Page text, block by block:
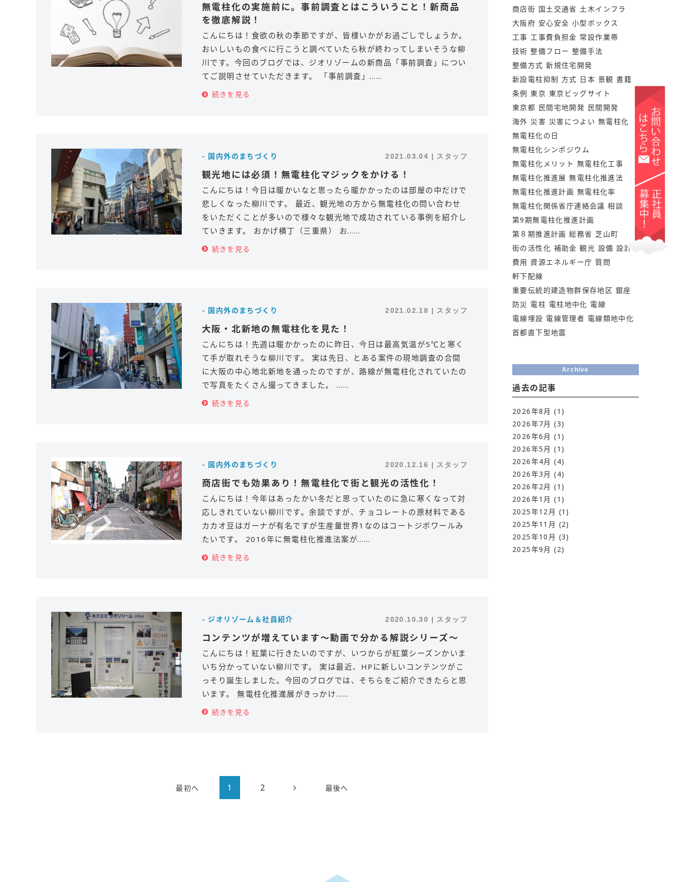
無電柱化の実施前に。事前調査とはこういうこと！新商品
を徹底解説！
こんにちは！食欲の秋の季節ですが、皆様いかがお過ごしでしょうか。
おいしいもの食べに行こうと調べていたら秋が終わってしまいそうな柳
川です。今回のブログでは、ジオリゾームの新商品「事前調査」につい
てご説明させていただきます。 「事前調査」……
続きを見る
- 国内外のまちづくり 2021.03.04 | スタッフ
観光地には必須！無電柱化マジックをかける！
こんにちは！今日は暖かいなと思ったら暖かかったのは部屋の中だけで
悲しくなった柳川です。 最近、観光地の方から無電柱化の問い合わせ
をいただくことが多いので様々な観光地で成功されている事例を紹介し
ていきます。 おかげ横丁（三重県） お……
続きを見る
- 国内外のまちづくり 2021.02.18 | スタッフ
大阪・北新地の無電柱化を見た！
こんにちは！先週は暖かかったのに昨日、今日は最高気温が5℃と寒く
て手が取れそうな柳川です。 実は先日、とある案件の現地調査の合間
に大阪の中心地北新地を通ったのですが、路線が無電柱化されていたの
で写真をたくさん撮ってきました。 ……
続きを見る
- 国内外のまちづくり 2020.12.16 | スタッフ
商店街でも効果あり！無電柱化で街と観光の活性化！
こんにちは！今年はあったかい冬だと思っていたのに急に寒くなって対
応しきれていない柳川です。余談ですが、チョコレートの原材料である
カカオ豆はガーナが有名ですが生産量世界1なのはコートジボワールみ
たいです。 2016年に無電柱化推進法案が……
続きを見る
- ジオリゾーム＆社員紹介 2020.10.30 | スタッフ
コンテンツが増えています～動画で分かる解説シリーズ～
こんにちは！紅葉に行きたいのですが、いつからが紅葉シーズンかいま
いち分かっていない柳川です。 実は最近、HPに新しいコンテンツがこ
っそり誕生しました。今回のブログでは、そちらをご紹介できたらと思
います。 無電柱化推進展がきっかけ……
続きを見る
最初へ 1 2 最後へ
商店街 国土交通省 土木インフラ
大阪府 安心安全 小型ボックス
工事 工事費負担金 常設作業帯
技術 整備フロー 整備手法
整備方式 新規住宅開発
新設電柱抑制 方式 日本 景観 書籍
条例 東京 東京ビッグサイト
東京都 民間宅地開発 民間開発
海外 災害 災害につよい 無電柱化
無電柱化の日
無電柱化シンポジウム
無電柱化メリット 無電柱化工事
無電柱化推進展 無電柱化推進法
無電柱化推進計画 無電柱化率
無電柱化関係省庁連絡会議 相談
第9期無電柱化推進計画
第８期推進計画 総務省 芝山町
街の活性化 補助金 観光 設備 設計
費用 資源エネルギー庁 質問
軒下配線
重要伝統的建造物群保存地区 銀座
防災 電柱 電柱地中化 電線
電線埋設 電線管理者 電線類地中化
首都直下型地震
Archive
過去の記事
2026年8月 (1)
2026年7月 (3)
2026年6月 (1)
2026年5月 (1)
2026年4月 (4)
2026年3月 (4)
2026年2月 (1)
2026年1月 (1)
2025年12月 (1)
2025年11月 (2)
2025年10月 (3)
2025年9月 (2)